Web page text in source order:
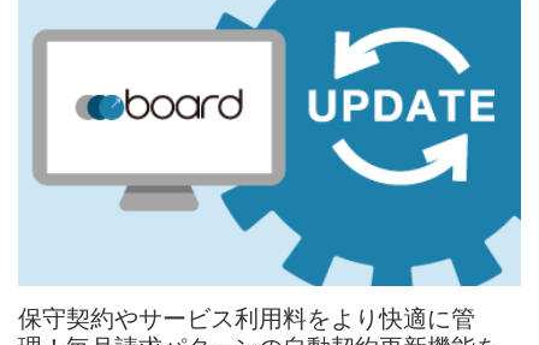
保守契約やサービス利用料をより快適に管